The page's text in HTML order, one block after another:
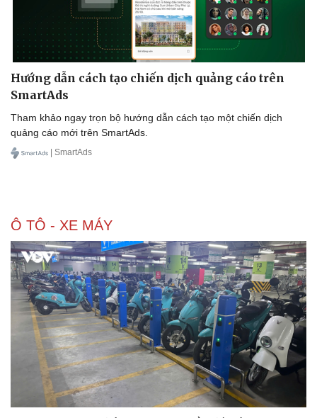
Thông tin doanh nghiệp
Doanh nghiệp 24h
Doanh nhân
Vì cộng đồng
Sành điệu
Trải nghiệm
Hướng dẫn cách tạo chiến dịch quảng cáo trên
SmartAds
Tham khảo ngay trọn bộ hướng dẫn cách tạo một chiến dịch
quảng cáo mới trên SmartAds.
| SmartAds
Ô TÔ - XE MÁY